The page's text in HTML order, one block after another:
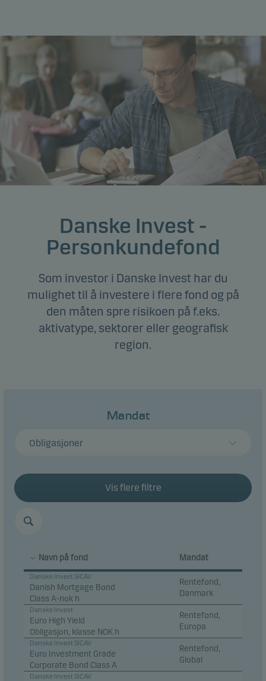
Danske Invest -
Personkundefond
Som investor i Danske Invest har du
mulighet til å investere i flere fond og på
den måten spre risikoen på f.eks.
aktivatype, sektorer eller geografisk
region.
Mandat
Obligasjoner
Vis flere filtre
Navn på fond Mandat
Danske Invest SICAV
Danish Mortgage Bond
Class A-nok h
Rentefond,
Danmark
Danske Invest
Euro High Yield
Obligasjon, klasse NOK h
Rentefond,
Europa
Danske Invest SICAV
Euro Investment Grade
Corporate Bond Class A
Rentefond,
Global
Danske Invest SICAV